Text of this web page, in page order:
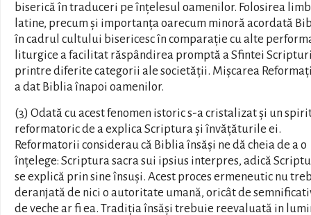
biserică în traduceri pe înțelesul oamenilor. Folosirea
latine, precum și importanța oarecum minoră acordată
în cadrul cultului bisericesc în comparație cu alte
liturgice a facilitat răspândirea promptă a Sfintei
printre diferite categorii ale societății. Mișcarea
a dat Biblia înapoi oamenilor.
(3) Odată cu acest fenomen istoric s-a cristalizat și un
reformatoric de a explica Scriptura și învățăturile ei.
Reformatorii considerau că Biblia însăși ne dă cheia de a o
înțelege: Scriptura sacra sui ipsius interpres, adică
se explică prin sine însuși. Acest proces ermeneutic nu
deranjată de nici o autoritate umană, oricât de
de veche ar fi ea. Tradiția însăși trebuie reevaluată in